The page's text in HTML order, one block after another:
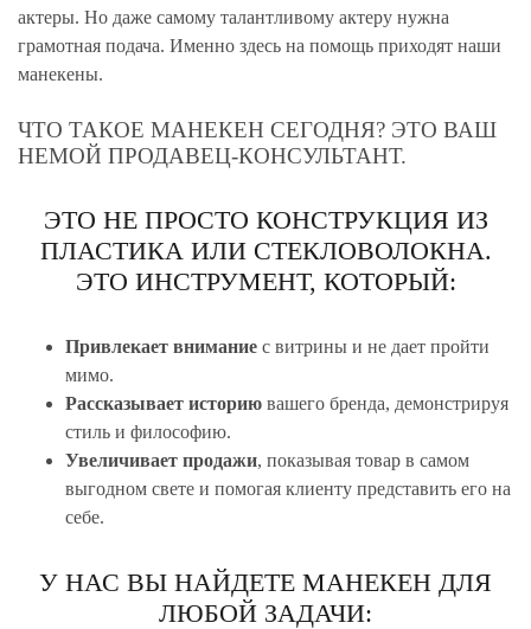
актеры. Но даже самому талантливому актеру нужна
грамотная подача. Именно здесь на помощь приходят наши
манекены.
ЧТО ТАКОЕ МАНЕКЕН СЕГОДНЯ? ЭТО ВАШ
НЕМОЙ ПРОДАВЕЦ-КОНСУЛЬТАНТ.
ЭТО НЕ ПРОСТО КОНСТРУКЦИЯ ИЗ
ПЛАСТИКА ИЛИ СТЕКЛОВОЛОКНА.
ЭТО ИНСТРУМЕНТ, КОТОРЫЙ:
Привлекает внимание с витрины и не дает пройти
мимо.
Рассказывает историю вашего бренда, демонстрируя
стиль и философию.
Увеличивает продажи, показывая товар в самом
выгодном свете и помогая клиенту представить его на
себе.
У НАС ВЫ НАЙДЕТЕ МАНЕКЕН ДЛЯ
ЛЮБОЙ ЗАДАЧИ: